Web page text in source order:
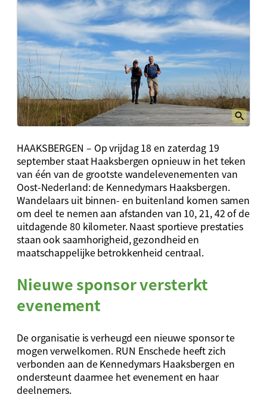
HAAKSBERGEN – Op vrijdag 18 en zaterdag 19
september staat Haaksbergen opnieuw in het teken
van één van de grootste wandelevenementen van
Oost-Nederland: de Kennedymars Haaksbergen.
Wandelaars uit binnen- en buitenland komen samen
om deel te nemen aan afstanden van 10, 21, 42 of de
uitdagende 80 kilometer. Naast sportieve prestaties
staan ook saamhorigheid, gezondheid en
maatschappelijke betrokkenheid centraal.
Nieuwe sponsor versterkt
evenement
De organisatie is verheugd een nieuwe sponsor te
mogen verwelkomen. RUN Enschede heeft zich
verbonden aan de Kennedymars Haaksbergen en
ondersteunt daarmee het evenement en haar
deelnemers.